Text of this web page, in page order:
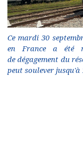
Ce mardi 30
en France a été
de dégagement du
peut soulever jusqu'à